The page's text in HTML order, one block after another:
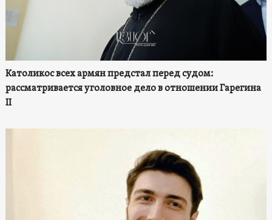
Католикос всех армян предстал перед судом:
рассматривается уголовное дело в отношении Гарегина
II